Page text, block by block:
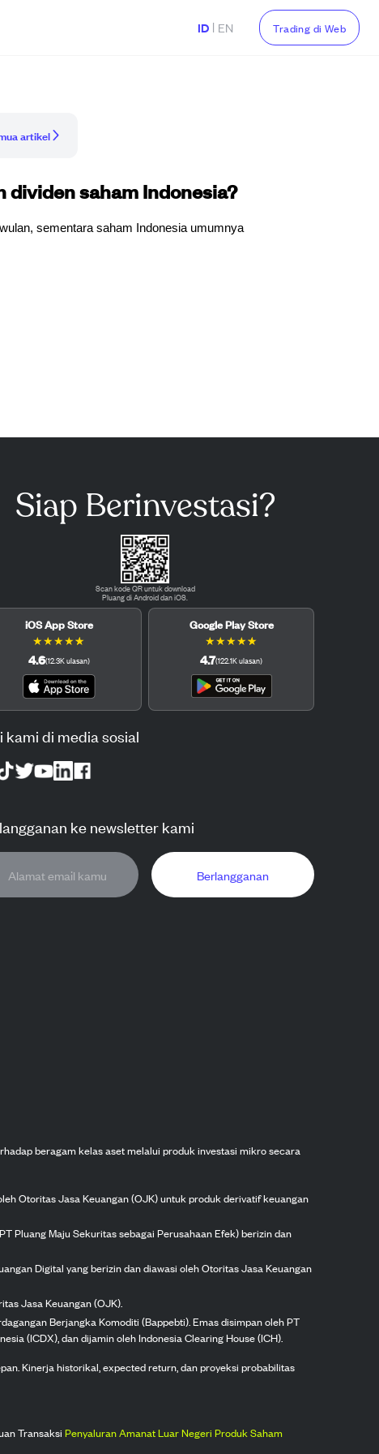
ID | EN Trading di Web
artikel
dividen saham Indonesia?
sementara saham Indonesia umumnya
Siap Berinvestasi?
Scan kode QR untuk download
Pluang di Android dan iOS.
iOS App Store
★★★★★
4.6(12.3Kulasan)
Google Play Store
★★★★★
4.7(122.1Kulasan)
kami di media sosial
ke newsletter kami
Berlangganan
beragam kelas aset melalui produk investasi mikro secara
Otoritas Jasa Keuangan (OJK) untuk produk derivatif keuangan
Pluang Maju Sekuritas sebagai Perusahaan Efek) berizin dan
Digital yang berizin dan diawasi oleh Otoritas Jasa Keuangan
Jasa Keuangan (OJK).
Berjangka Komoditi (Bappebti). Emas disimpan oleh PT
(ICDX), dan dijamin oleh Indonesia Clearing House (ICH).
Kinerja historikal, expected return, dan proyeksi probabilitas
Transaksi Penyaluran Amanat Luar Negeri Produk Saham